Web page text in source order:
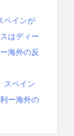
ペインが
はディー
海外の反
スペイン
ー海外の